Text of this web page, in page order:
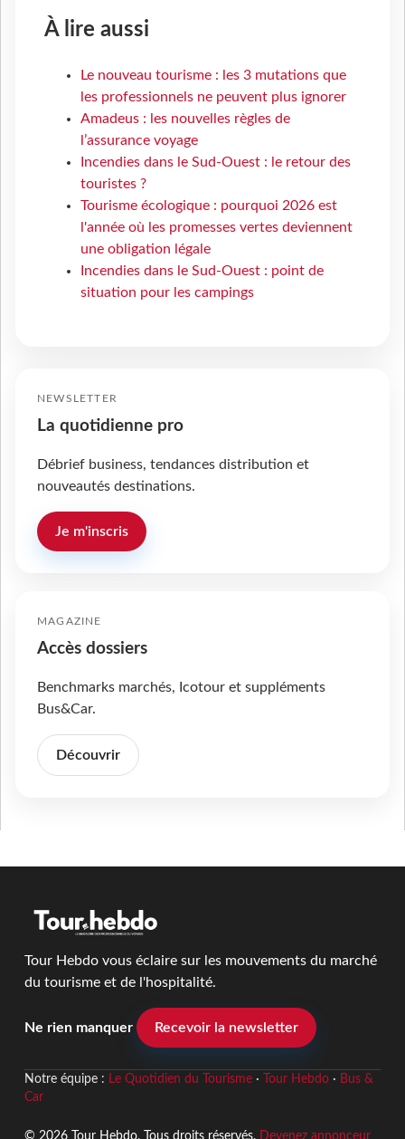
À lire aussi
Le nouveau tourisme : les 3 mutations que
les professionnels ne peuvent plus ignorer
Amadeus : les nouvelles règles de
l’assurance voyage
Incendies dans le Sud-Ouest : le retour des
touristes ?
Tourisme écologique : pourquoi 2026 est
l'année où les promesses vertes deviennent
une obligation légale
Incendies dans le Sud-Ouest : point de
situation pour les campings
NEWSLETTER
La quotidienne pro
Débrief business, tendances distribution et
nouveautés destinations.
Je m'inscris
MAGAZINE
Accès dossiers
Benchmarks marchés, Icotour et suppléments
Bus&Car.
Découvrir
Tour Hebdo vous éclaire sur les mouvements du marché
du tourisme et de l'hospitalité.
Ne rien manquer Recevoir la newsletter
Notre équipe : Le Quotidien du Tourisme· Tour Hebdo· Bus &
Car
© 2026 Tour Hebdo. Tous droits réservés. Devenez annonceur